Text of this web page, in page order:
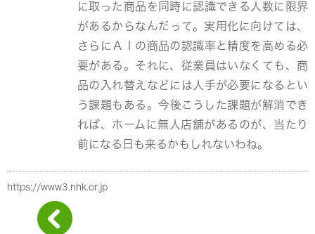
に取った商品を同時に認識できる人数に限界
があるからなんだって。実用化に向けては、
さらにＡＩの商品の認識率と精度を高める必
要がある。それに、従業員はいなくても、商
品の入れ替えなどには人手が必要になるとい
う課題もある。今後こうした課題が解消でき
れば、ホームに無人店舗があるのが、当たり
前になる日も来るかもしれないわね。
https://www3.nhk.or.jp